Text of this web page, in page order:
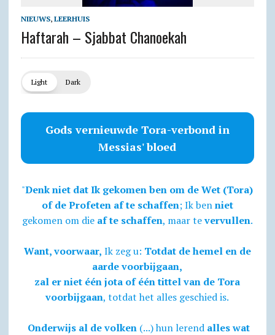
NIEUWS, LEERHUIS
Haftarah – Sjabbat Chanoekah
Light Dark
Gods vernieuwde Tora-verbond in
Messias' bloed
"Denk niet dat Ik gekomen ben om de Wet (Tora)
of de Profeten af te schaffen; Ik benniet
gekomen om die af te schaffen, maar tevervullen.
Want, voorwaar, Ik zeg u: Totdat de hemel en de
aarde voorbijgaan,
zal er niet één jota of één tittel van de Tora
voorbijgaan, totdat het alles geschied is.
Onderwijs al de volken(...) hun lerend alles wat